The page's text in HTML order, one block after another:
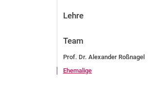
Lehre
Team
Prof. Dr. Alexander Roßnagel
Ehemalige